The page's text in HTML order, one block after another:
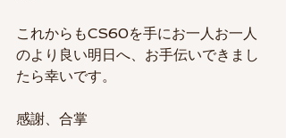
これからもCS60を手にお一人お一人
のより良い明日へ、お手伝いできまし
たら幸いです。
感謝、合掌